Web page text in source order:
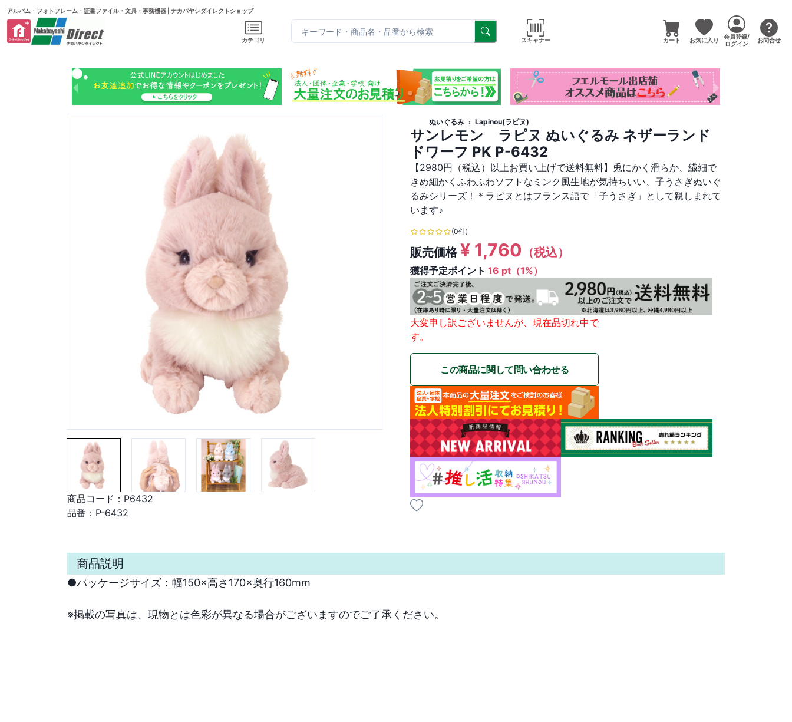
アルバム・フォトフレーム・証書ファイル・文具・事務機器 | ナカバヤシダイレクトショップ
カテゴリ スキャナー カート お気に入り
会員登録/
ログイン
お問合せ
商品コード： P6432
品番： P-6432
ぬいぐるみ Lapinou(ラピヌ)
サンレモン ラピヌ ぬいぐるみ ネザーランド
ドワーフ PK P-6432
【2980円（税込）以上お買い上げで送料無料】兎にかく滑らか、繊細で
きめ細かくふわふわソフトなミンク風生地が気持ちいい、子うさぎぬいぐ
るみシリーズ！＊ラピヌとはフランス語で「子うさぎ」として親しまれて
います♪
(0件)
販売価格¥ 1,760 （税込）
獲得予定ポイント 16 pt（1%）
大変申し訳ございませんが、現在品切れ中で
す。
この商品に関して問い合わせる
商品説明
●パッケージサイズ：幅150×高さ170×奥行160mm
※掲載の写真は、現物とは色彩が異なる場合がございますのでご了承ください。